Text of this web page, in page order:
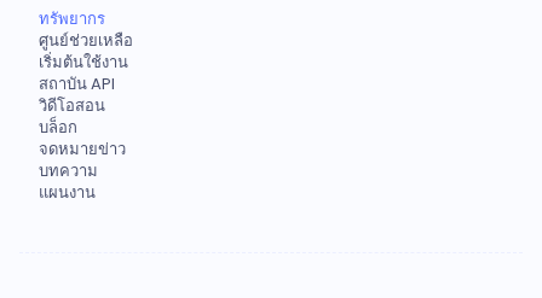
ทรัพยากร
ศูนย์ช่วยเหลือ
เริ่มต้นใช้งาน
สถาบัน API
วิดีโอสอน
บล็อก
จดหมายข่าว
บทความ
แผนงาน